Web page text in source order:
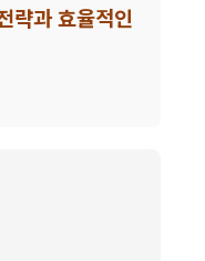
략과 효율적인